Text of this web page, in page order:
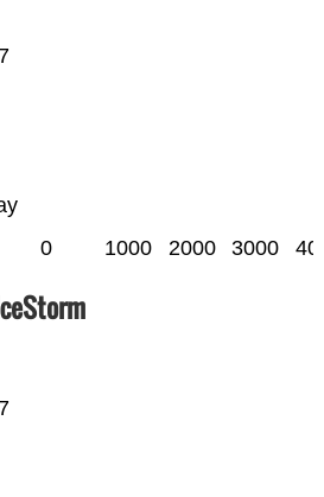
0 1000 2000 3000